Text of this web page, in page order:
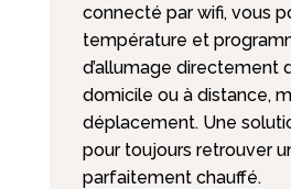
connecté par wifi, vous
température et
d’allumage directement
domicile ou à distance,
déplacement. Une
pour toujours retrouver
parfaitement chauffé.